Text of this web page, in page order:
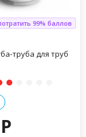
99% баллов
труба для труб